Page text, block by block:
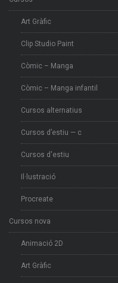
Art Gràfic
Clip Studio Paint
Còmic – Manga
Còmic – Manga infantil
Cursos alternatius
Cursos d’estiu — c
Cursos d'estiu
Il·lustració
Procreate
Cursos nova
Animació 2D
Art Gràfic